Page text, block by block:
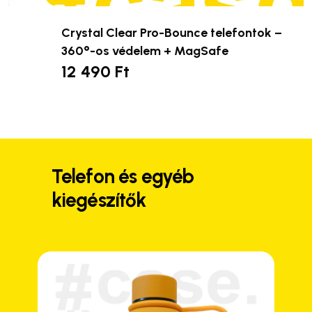
Crystal Clear Pro-Bounce telefontok –
360°-os védelem + MagSafe
12 490Ft
Ennek
variációja
A
változatok
választhatók
Telefon és egyéb
kiegészítők